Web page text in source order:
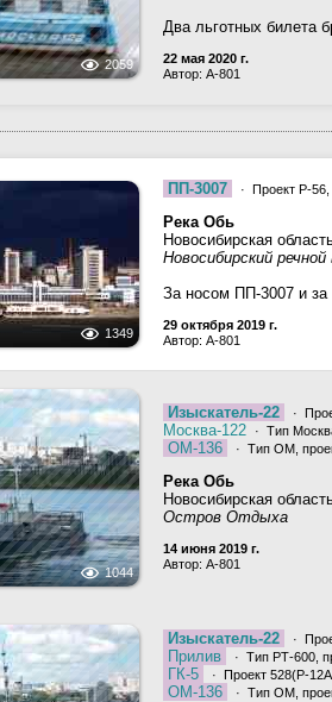
2059
Два льготных билета
22 мая 2020 г.
Автор: A-801
1349
ПП-3007 · Проект Р-56,
Река Обь
Новосибирская
Новосибирский речной
За носом ПП-3007 и за
29 октября 2019 г.
Автор: A-801
1044
Изыскатель-22 ·
Москва-122 · Тип
ОМ-136 · Тип ОМ,
Река Обь
Новосибирская
Остров Отдыха
14 июня 2019 г.
Автор: A-801
Изыскатель-22 ·
Прилив · Тип РТ-600,
ГК-5 · Проект 528(Р-
ОМ-136 · Тип ОМ,